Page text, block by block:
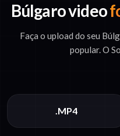
Búlgaro video
Faça o upload do seu
popular. O
.MP4